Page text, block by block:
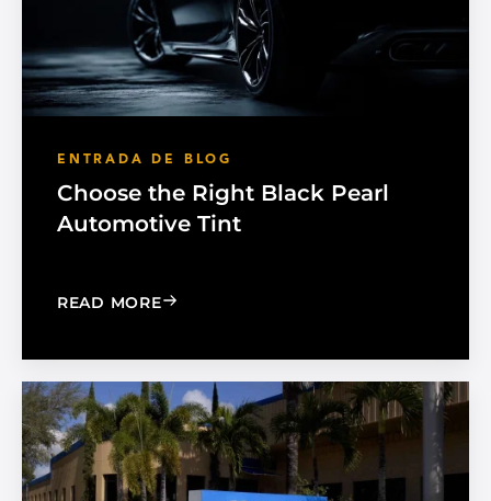
ENTRADA DE BLOG
Choose the Right Black Pearl
Automotive Tint
READ MORE: CHOOSE THE RIGHT BLACK PEARL